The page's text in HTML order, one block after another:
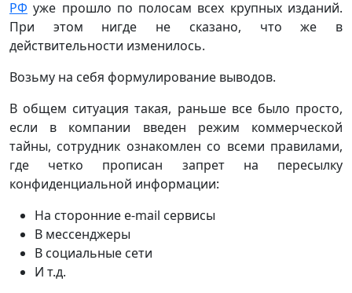
РФ уже прошло по полосам всех крупных изданий.
При этом нигде не сказано, что же в
действительности изменилось.
Возьму на себя формулирование выводов.
В общем ситуация такая, раньше все было просто,
если в компании введен режим коммерческой
тайны, сотрудник ознакомлен со всеми правилами,
где четко прописан запрет на пересылку
конфиденциальной информации:
На сторонние e-mail сервисы
В мессенджеры
В социальные сети
И т.д.